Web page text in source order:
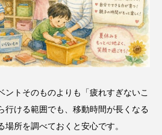
ントそのものよりも「疲れすぎないこ
行ける範囲でも、移動時間が長くなる
所を調べておくと安心です。